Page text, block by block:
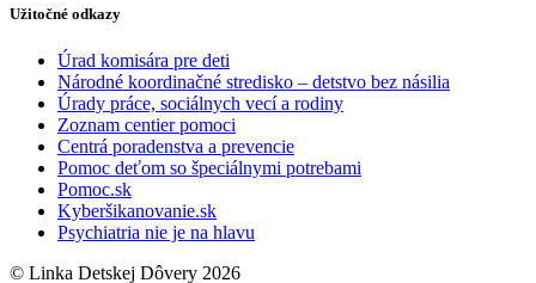
Užitočné odkazy
Úrad komisára pre deti
Národné koordinačné stredisko – detstvo bez násilia
Úrady práce, sociálnych vecí a rodiny
Zoznam centier pomoci
Centrá poradenstva a prevencie
Pomoc deťom so špeciálnymi potrebami
Pomoc.sk
Kyberšikanovanie.sk
Psychiatria nie je na hlavu
© Linka Detskej Dôvery 2026